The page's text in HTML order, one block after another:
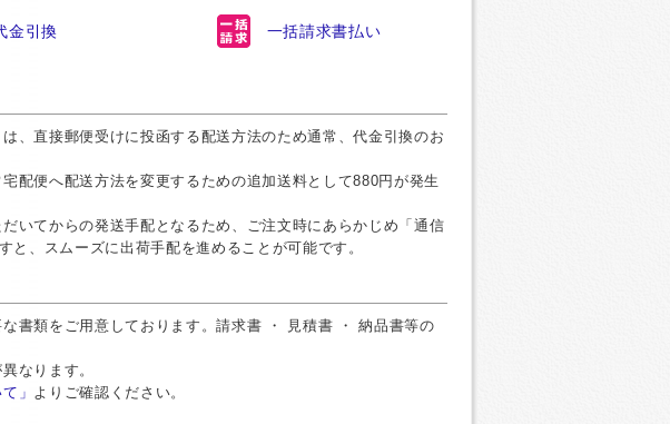
金引換 一括請求書払い
、直接郵便受けに投函する配送方法のため通常、代金引換のお
配便へ配送方法を変更するための追加送料として880円が発生
いてからの発送手配となるため、ご注文時にあらかじめ「通信
と、スムーズに出荷手配を進めることが可能です。
書類をご用意しております。請求書 ・ 見積書 ・ 納品書等の
なります。
」 よりご確認ください。